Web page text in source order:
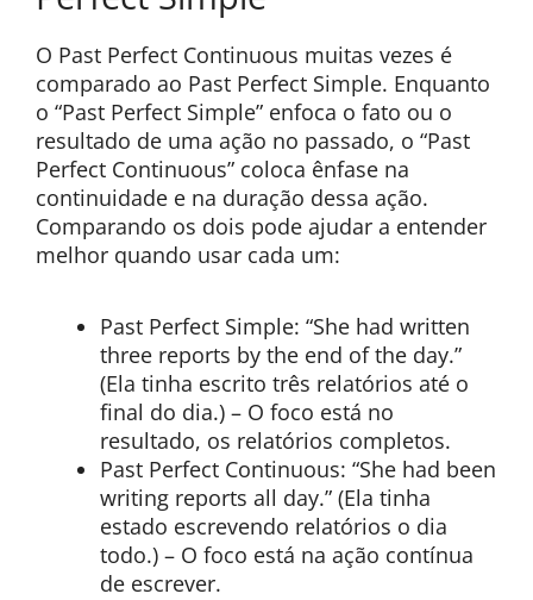
O Past Perfect Continuous muitas vezes é
comparado ao Past Perfect Simple. Enquanto
o “Past Perfect Simple” enfoca o fato ou o
resultado de uma ação no passado, o “Past
Perfect Continuous” coloca ênfase na
continuidade e na duração dessa ação.
Comparando os dois pode ajudar a entender
melhor quando usar cada um:
Past Perfect Simple: “She had written
three reports by the end of the day.”
(Ela tinha escrito três relatórios até o
final do dia.) – O foco está no
resultado, os relatórios completos.
Past Perfect Continuous: “She had been
writing reports all day.” (Ela tinha
estado escrevendo relatórios o dia
todo.) – O foco está na ação contínua
de escrever.